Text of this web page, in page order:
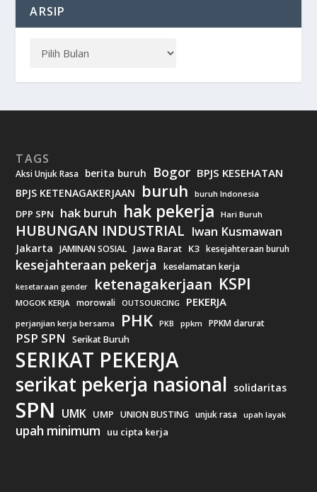
ARSIP
TAGS
Aksi Unjuk Rasa berita buruh Bogor BPJS KESEHATAN
BPJS KETENAGAKERJAAN buruh buruh Indonesia
DPP SPN hak buruh hak pekerja Hari Buruh
HUBUNGAN INDUSTRIAL Iwan Kusmawan
Jakarta JAMINAN SOSIAL Jawa Barat K3 kesejahteraan buruh
kesejahteraan pekerja keselamatan kerja
kesetaraan gender ketenagakerjaan KSPI
MOGOK KERJA morowali OUTSOURCING PEKERJA
perjanjian kerja bersama PHK PKB ppkm PPKM darurat
PSP SPN Serikat Buruh
SERIKAT PEKERJA
serikat pekerja nasional solidaritas
SPN UMK UMP UNION BUSTING unjuk rasa upah layak
upah minimum uu cipta kerja